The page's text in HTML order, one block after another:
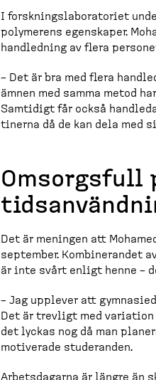
I forsknings­la­bo­ra­toriet
polymerens egenskaper.
handledning av flera
– Det är bra med flera
ämnen med samma metod
Samtidigt får också
tinerna då de kan dela med
Omsorgsfull
Det är meningen att
september. Kombine­randet
är inte svårt enligt henne –
– Jag upplever att
Det är trevligt med
det lyckas nog då man
motiverade studeranden.
Arbets­dagarna är längre än